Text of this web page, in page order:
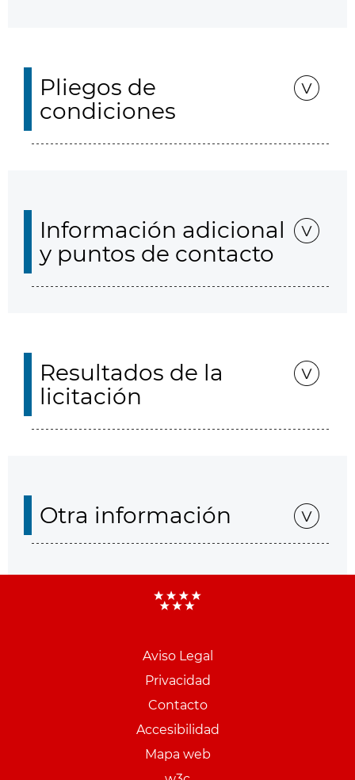
Pliegos de
condiciones
Información adicional
y puntos de contacto
Resultados de la
licitación
Otra información
Aviso Legal
Privacidad
Contacto
Accesibilidad
Mapa web